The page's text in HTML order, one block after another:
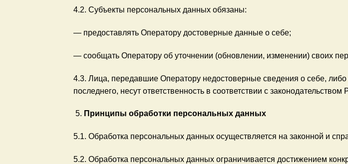
4.2. Субъекты персональных данных обязаны:
— предоставлять Оператору достоверные данные о себе;
— сообщать Оператору об уточнении (обновлении, изменении) своих
4.3. Лица, передавшие Оператору недостоверные сведения о себе,
последнего, несут ответственность в соответствии с законодательством
Принципы обработки персональных данных
5.1. Обработка персональных данных осуществляется на законной и
5.2. Обработка персональных данных ограничивается достижением